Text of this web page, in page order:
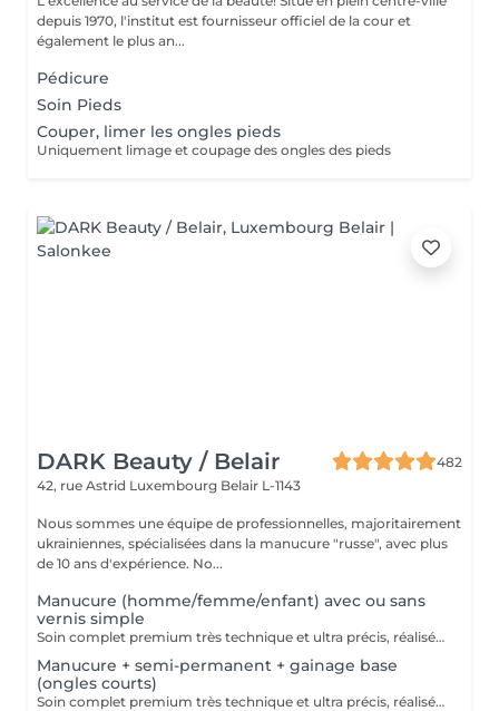
depuis 1970, l'institut est fournisseur officiel de la cour et
également le plus an...
Pédicure
Soin Pieds
Couper, limer les ongles pieds
Uniquement limage et coupage des ongles des pieds
DARK Beauty / Belair
482
42, rue Astrid Luxembourg Belair L-1143
Nous sommes une équipe de professionnelles, majoritairement
ukrainiennes, spécialisées dans la manucure "russe", avec plus
de 10 ans d'expérience. No...
Manucure (homme/femme/enfant) avec ou sans
vernis simple
Soin complet premium très technique et ultra précis, réalisé principalement à la ponceuse afin d'obtenir un contour d'ongle parfaitement net et une application du vernis au plus près, voire légèrement sous la cuticule. Cette technique permet de retarder visuellement la repousse d'environ 10 jours. Résultat visuel : -Ongles extrêmement soignés, contours nets, forme impeccable -Effet Instagram / photo studio : propre, précis, sans petites peaux apparentes Contenu de la prestation : -Dépose de l'ancien vernis semi-permanent et/ou gel (si besoin, choisissez dans cet écran svp cette option de réservation) -Préparation très minutieuse de la plaque de l'ongle -Elimination des peaux mortes -Façonner et limer les ongles -Traitement délicat des cuticules -Application d'un vernis simple transparent (si vous le souhaitez) OU application de votre propre vernis simple (si besoin, choisissez dans cet écran svp cette option de réservation) -Application d'huile pour cuticules et de crème pour les mains
Manucure + semi-permanent + gainage base
(ongles courts)
Soin complet premium très technique et ultra précis, réalisé principalement à la ponceuse afin d'obtenir un contour d'ongle parfaitement net et une application du vernis au plus près, voire légèrement sous la cuticule. Cette technique permet de retarder visuellement la repousse d'environ 10 jours. Résultat visuel : -Ongles extrêmement soignés, contours nets, forme impeccable -Effet Instagram / photo studio : propre, précis, sans petites peaux apparentes Nous incluons un gainage en base, conseillé pour les ongles courts et en bon état. Une solution idéale pour des ongles impeccables et durables : -Tenue moyenne : Jusqu'à 4 semaines !!!! Contenu de la prestation -> 80€ : -Dépose de l'ancien vernis semi-permanent et/ou gel (si besoin, déjà inclus dans ce prix/service) -Préparation très minutieuse de la plaque de l'ongle -Elimination des peaux mortes -Façonner et limer les ongles -Traitement délicat des cuticules -Gainage en base -Application du vernis semi-permanent -Application d'huile pour cuticules et de crème pour les mains Optionnel : -Prix par ongle pour extension jusqu'à 5 ongles (réservez svp "AVEC décoration simple" dans ce cas) +3€ par ongle -Prix par ongle pour décoration jusqu'à 5 ongles (réservez svp "AVEC décoration simple" dans ce cas) +3€ par ongle -Prix pour décoration simple (French, Chrome, Baby Boomer, Cat Eyes, Stickers, Foil) 6-10 ongles -> +20€ -Prix pour décoration complexe (3D, Dessins à la mains, Stamping, French avec Chrome, Baby Boomer avec Chrome, French avec Cat Eyes) 6-10 ongles -> +30€